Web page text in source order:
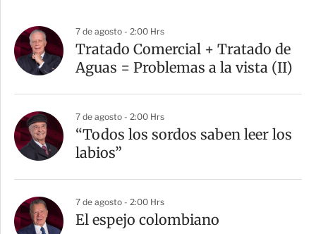
7 de agosto - 2:00 Hrs
Tratado Comercial + Tratado de
Aguas = Problemas a la vista (II)
7 de agosto - 2:00 Hrs
“Todos los sordos saben leer los
labios”
7 de agosto - 2:00 Hrs
El espejo colombiano